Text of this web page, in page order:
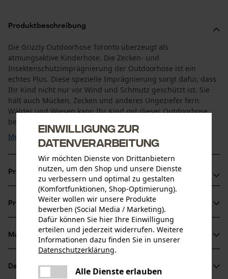
Produktbeschreibung
Die Grizzly Outdoorhose Toronto überzeugt als
atmungsaktive Kinderhose. Die Zecken- und
Insektenschutzimprägnierung der Outdoorhose ist ein
echtes Plus. Diese spezielle Imprägnierung sorgt dafür, dass
Ihr Kind nicht nur vor Wind und Schmutz geschützt ist. Sie
hält auch Mücken, Zecken und anderes Ungeziefer fern.
Wälder und Wiesen kann Ihr Kind mit dieser Outdoorhose
bedenkenlos ...
Mehr anzeigen
Produktvorteile
Dauerhafte Zecken- und Insektenschutz-Imprägnierung
schützt gegen Mücken, Zecken, Fliegen, Läuse und andere
Ungeziefer
Schutz vor Wind, Sonne UV40+ und Schmutz
Vorbeugung vor Insektenstichen mit der Outdoorkleidung
Produktinformationen
Produktdetails
Aktivitätstyp
Angeln, Campen, Wandern
Material & Pflege
Datenblätter
Einwilligung zur
Datenverarbeitung
Wir möchten Dienste von Drittanbietern
nutzen, um den Shop und unsere Dienste
zu verbessern und optimal zu gestalten
(Komfortfunktionen, Shop-Optimierung).
Weiter wollen wir unsere Produkte
bewerben (Social Media / Marketing).
Dafür können Sie hier Ihre Einwilligung
erteilen und jederzeit widerrufen. Weitere
Informationen dazu finden Sie in unserer
Datenschutzerklärung.
Alle Dienste erlauben
Es ist ein Fehler aufgetreten. Bitte